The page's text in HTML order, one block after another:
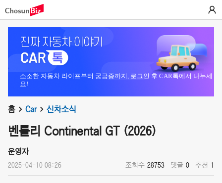
소소한 자동차 라이프부터 궁금증까지, 로그인 후 CAR톡에서 나누세
요!
홈 Car 신차소식
벤틀리 Continental GT (2026)
운영자
2025-04-10 08:26 조회수 28753 댓글 0 추천 1